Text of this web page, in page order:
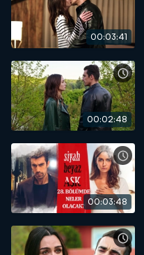
00:03:41
00:02:48
00:03:48